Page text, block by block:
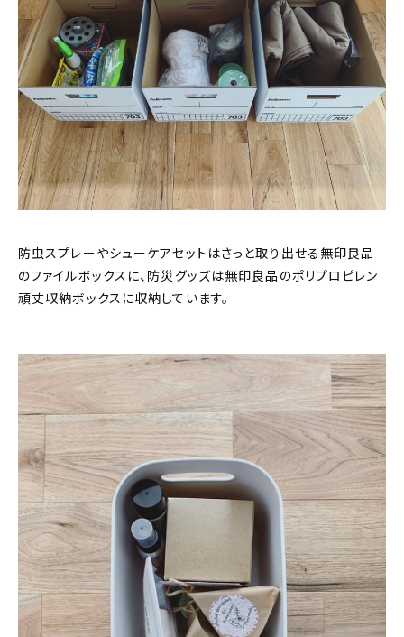
防虫スプレーやシューケアセットはさっと取り出せる無印良品
のファイルボックスに、防災グッズは無印良品のポリプロピレン
頑丈収納ボックスに収納しています。